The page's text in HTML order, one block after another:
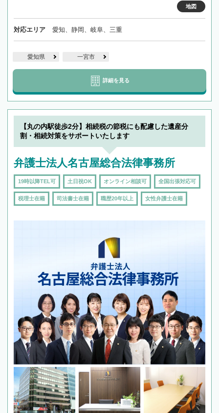
地図
対応エリア 愛知、静岡、岐阜、三重
愛知県 一宮市
詳細を見る
【丸の内駅徒歩2分】相続税の節税にも配慮した遺産分
割・相続対策をサポートいたします
弁護士法人名古屋総合法律事務所
19時以降TEL可 土日祝OK オンライン相談可 全国出張対応可
税理士在籍 司法書士在籍 職歴20年以上 女性弁護士在籍